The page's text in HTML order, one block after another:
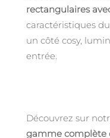
rectangulaires
caractéristiques
un côté cosy,
entrée.
Découvrez sur
gamme complète